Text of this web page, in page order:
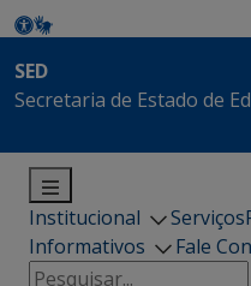
SED
Secretaria de Estado de
Institucional Serviços
Informativos
Fale
Pesquisar